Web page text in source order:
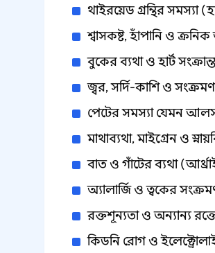
থাইরয়েড গ্রন্থির সমস্যা
শ্বাসকষ্ট, হাঁপানি ও
বুকের ব্যথা ও হার্ট
জ্বর, সর্দি-কাশি ও
পেটের সমস্যা যেমন
মাথাব্যথা, মাইগ্রেন ও
বাত ও গাঁটের ব্যথা
অ্যালার্জি ও ত্বকের
রক্তশূন্যতা ও অন্যান্য
কিডনি রোগ ও